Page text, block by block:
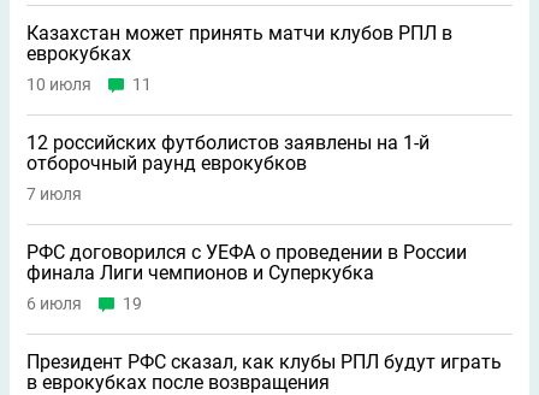
Казахстан может принять матчи клубов РПЛ в
еврокубках
10 июля 11
12 российских футболистов заявлены на 1-й
отборочный раунд еврокубков
7 июля
РФС договорился с УЕФА о проведении в России
финала Лиги чемпионов и Суперкубка
6 июля 19
Президент РФС сказал, как клубы РПЛ будут играть
в еврокубках после возвращения